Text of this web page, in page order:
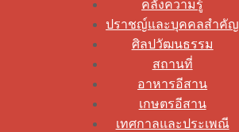
คลังความรู้
ปราชญ์และบุคคลสำคัญ
ศิลปวัฒนธรรม
สถานที่
อาหารอีสาน
เกษตรอีสาน
เทศกาลและประเพณี